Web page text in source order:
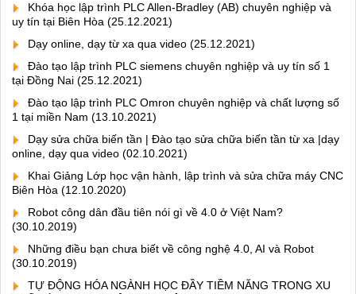
Khóa học lập trình PLC Allen-Bradley (AB) chuyên nghiệp và
uy tín tại Biên Hòa (25.12.2021)
Dạy online, dạy từ xa qua video (25.12.2021)
Đào tạo lập trình PLC siemens chuyên nghiệp và uy tín số 1
tại Đồng Nai (25.12.2021)
Đào tạo lập trình PLC Omron chuyên nghiệp và chất lượng số
1 tại miền Nam (13.10.2021)
Dạy sửa chữa biến tần | Đào tạo sửa chữa biến tần từ xa |dạy
online, dạy qua video (02.10.2021)
Khai Giảng Lớp học vận hành, lập trình và sửa chữa máy CNC
Biên Hòa (12.10.2020)
Robot công dân đầu tiên nói gì về 4.0 ở Việt Nam?
(30.10.2019)
Những điều bạn chưa biết về công nghệ 4.0, AI và Robot
(30.10.2019)
TỰ ĐỘNG HÓA NGÀNH HỌC ĐẦY TIỀM NĂNG TRONG XU